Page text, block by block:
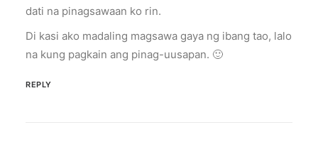
dati na pinagsawaan ko rin.
Di kasi ako madaling magsawa gaya ng ibang tao, lalo
na kung pagkain ang pinag-uusapan. 🙂
REPLY